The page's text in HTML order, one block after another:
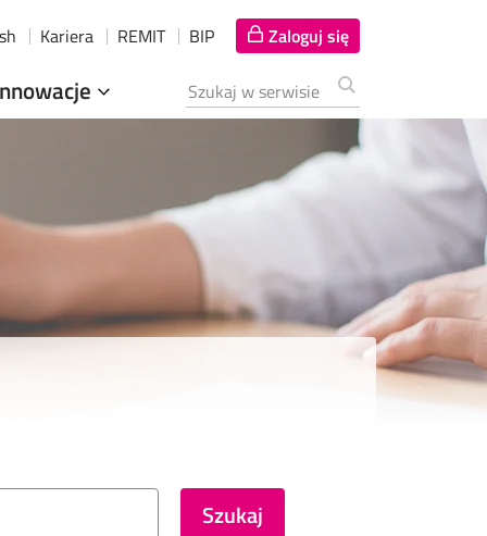
Szukana fraza
Zaloguj się
Kariera REMIT BIP